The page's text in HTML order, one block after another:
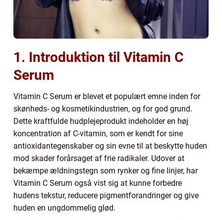
1. Introduktion til Vitamin C
Serum
Vitamin C Serum er blevet et populært emne inden for
skønheds- og kosmetikindustrien, og for god grund.
Dette kraftfulde hudplejeprodukt indeholder en høj
koncentration af C-vitamin, som er kendt for sine
antioxidantegenskaber og sin evne til at beskytte huden
mod skader forårsaget af frie radikaler. Udover at
bekæmpe ældningstegn som rynker og fine linjer, har
Vitamin C Serum også vist sig at kunne forbedre
hudens tekstur, reducere pigmentforandringer og give
huden en ungdommelig glød.